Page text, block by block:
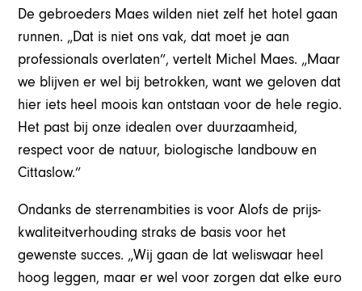
De gebroeders Maes wilden niet zelf het hotel gaan
runnen. „Dat is niet ons vak, dat moet je aan
professionals overlaten”, vertelt Michel Maes. „Maar
we blijven er wel bij betrokken, want we geloven dat
hier iets heel moois kan ontstaan voor de hele regio.
Het past bij onze idealen over duurzaamheid,
respect voor de natuur, biologische landbouw en
Cittaslow.”
Ondanks de sterrenambities is voor Alofs de prijs-
kwaliteitverhouding straks de basis voor het
gewenste succes. „Wij gaan de lat weliswaar heel
hoog leggen, maar er wel voor zorgen dat elke euro